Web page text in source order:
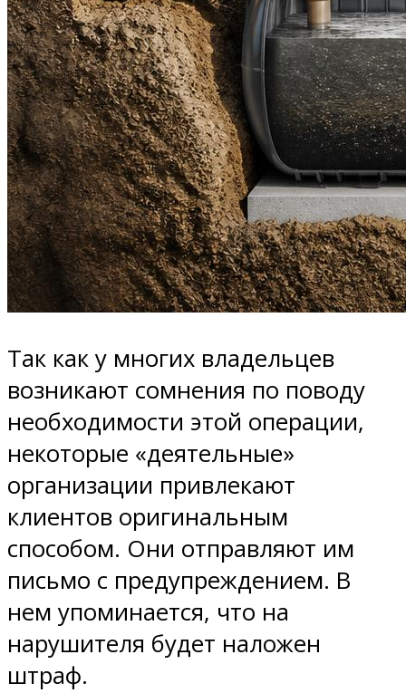
Так как у многих владельцев
возникают сомнения по поводу
необходимости этой операции,
некоторые «деятельные»
организации привлекают
клиентов оригинальным
способом. Они отправляют им
письмо с предупреждением. В
нем упоминается, что на
нарушителя будет наложен
штраф.